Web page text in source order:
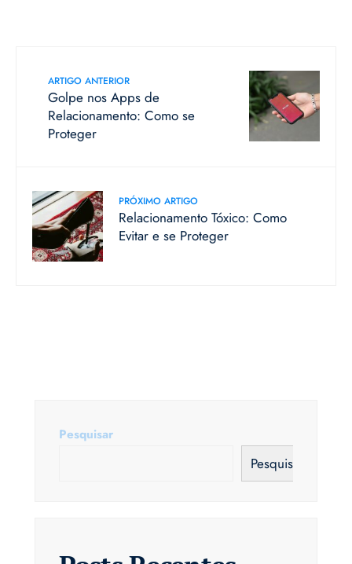
ARTIGO ANTERIOR
Golpe nos Apps de
Relacionamento: Como se
Proteger
PRÓXIMO ARTIGO
Relacionamento Tóxico: Como
Evitar e se Proteger
Pesquisar
Pesquisar